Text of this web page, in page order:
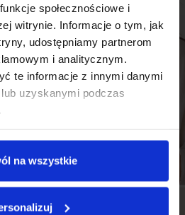
społecznościowe i
witrynie. Informacje o tym, jak
udostępniamy partnerom
i analitycznym.
te informacje z innymi danymi
uzyskanymi podczas
na wszystkie